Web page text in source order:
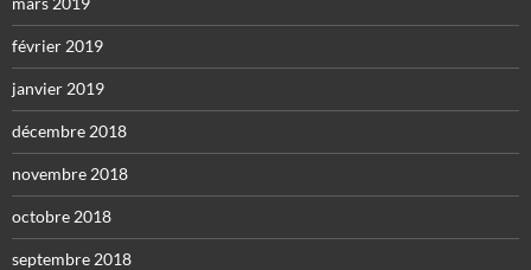
février 2019
janvier 2019
décembre 2018
novembre 2018
octobre 2018
septembre 2018